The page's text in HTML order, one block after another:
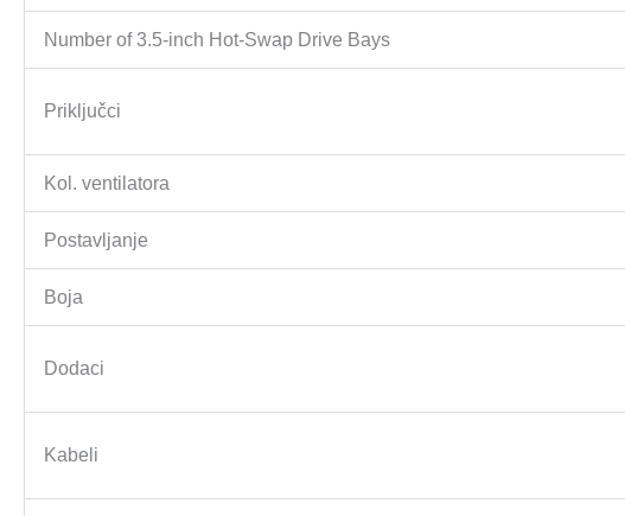
Number of 3.5-inch Hot-Swap Drive Bays
Priključci
Kol. ventilatora
Postavljanje
Boja
Dodaci
Kabeli